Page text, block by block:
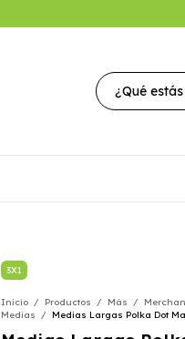
3X1
Inicio / Productos / Más /
Medias
/ Medias Largas Polka Dot